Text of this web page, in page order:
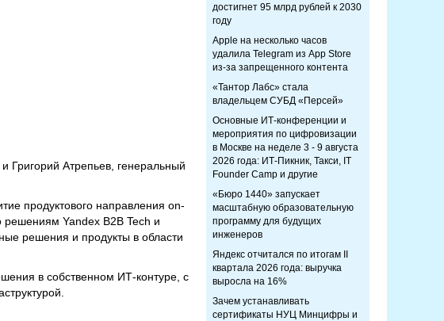
Григорий Атрепьев, генеральный
продуктового направления on-
решениям Yandex B2B Tech и
решения и продукты в области
в собственном ИТ-контуре, с
достигнет 95 млрд рублей к 2030
году
Apple на несколько часов
удалила Telegram из App Store
из-за запрещенного контента
«Тантор Лабс» стала
владельцем СУБД «Персей»
Основные ИТ-конференции и
мероприятия по цифровизации
в Москве на неделе 3 - 9 августа
2026 года: ИТ-Пикник, Такси, IT
Founder Camp и другие
«Бюро 1440» запускает
масштабную образовательную
программу для будущих
инженеров
Яндекс отчитался по итогам II
квартала 2026 года: выручка
выросла на 16%
Зачем устанавливать
сертификаты НУЦ Минцифры и